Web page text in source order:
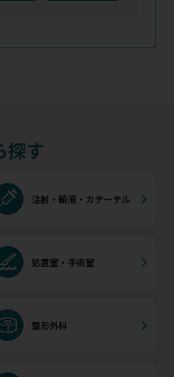
探す
注射・輸液・カテーテル
処置室・手術室
整形外科